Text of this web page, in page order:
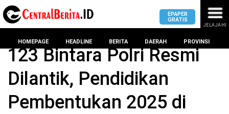
MASUK
EPAPER
GRATIS
JELAJAHI
HOMEPAGE HEADLINE BERITA DAERAH PROVINSI
123 Bintara Polri Resmi
Dilantik, Pendidikan
Pembentukan 2025 di